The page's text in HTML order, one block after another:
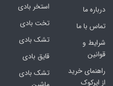
درباره ما
تماس با ما
شرایط و
قوانین
راهنمای خرید
از ایرکوک
استخر بادی
تخت بادی
تشک بادی
قایق بادی
تشک بادی